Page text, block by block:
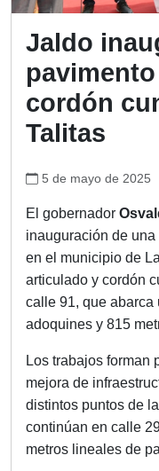
Jaldo
cordón
Talitas
5 de mayo de 2025
El gobernador
inauguración de
en el municipio de
articulado y cordón
calle 91, que abarca
adoquines y 815
Los trabajos forman
mejora de
distintos puntos de
continúan en calle
metros lineales de